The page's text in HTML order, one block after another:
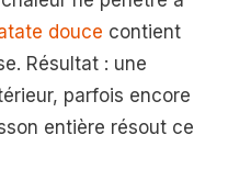
douce contient
Résultat : une
parfois encore
entière résout ce